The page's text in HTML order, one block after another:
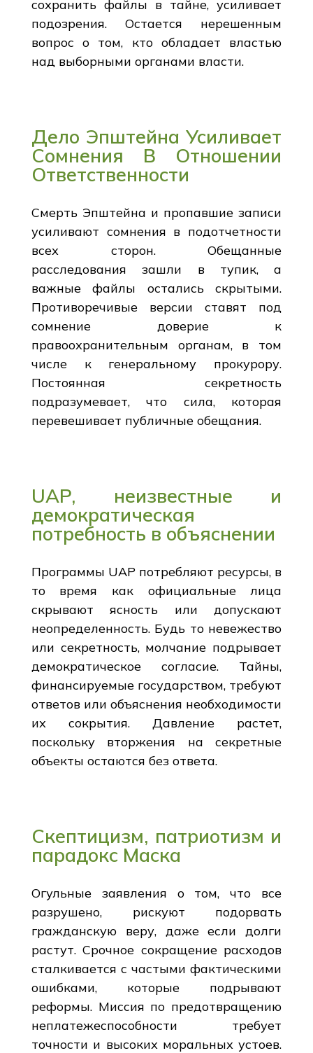
сохранить файлы в тайне, усиливает
подозрения. Остается нерешенным
вопрос о том, кто обладает властью
над выборными органами власти.
Дело Эпштейна Усиливает
Сомнения В Отношении
Ответственности
Смерть Эпштейна и пропавшие записи
усиливают сомнения в подотчетности
всех сторон. Обещанные
расследования зашли в тупик, а
важные файлы остались скрытыми.
Противоречивые версии ставят под
сомнение доверие к
правоохранительным органам, в том
числе к генеральному прокурору.
Постоянная секретность
подразумевает, что сила, которая
перевешивает публичные обещания.
UAP, неизвестные и
демократическая
потребность в объяснении
Программы UAP потребляют ресурсы, в
то время как официальные лица
скрывают ясность или допускают
неопределенность. Будь то невежество
или секретность, молчание подрывает
демократическое согласие. Тайны,
финансируемые государством, требуют
ответов или объяснения необходимости
их сокрытия. Давление растет,
поскольку вторжения на секретные
объекты остаются без ответа.
Скептицизм, патриотизм и
парадокс Маска
Огульные заявления о том, что все
разрушено, рискуют подорвать
гражданскую веру, даже если долги
растут. Срочное сокращение расходов
сталкивается с частыми фактическими
ошибками, которые подрывают
реформы. Миссия по предотвращению
неплатежеспособности требует
точности и высоких моральных устоев.